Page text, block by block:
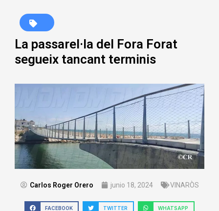
La passarel·la del Fora Forat
segueix tancant terminis
Carlos Roger Orero junio 18, 2024 VINARÒS
FACEBOOK TWITTER WHATSAPP